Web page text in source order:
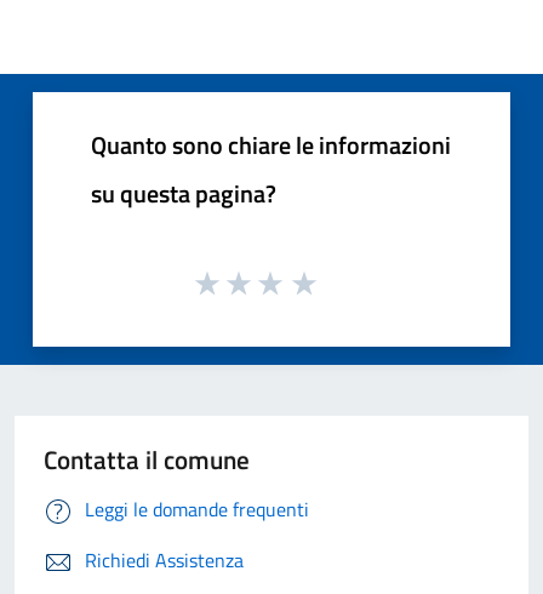
Quanto sono chiare le informazioni
su questa pagina?
Contatta il comune
Leggi le domande frequenti
Richiedi Assistenza